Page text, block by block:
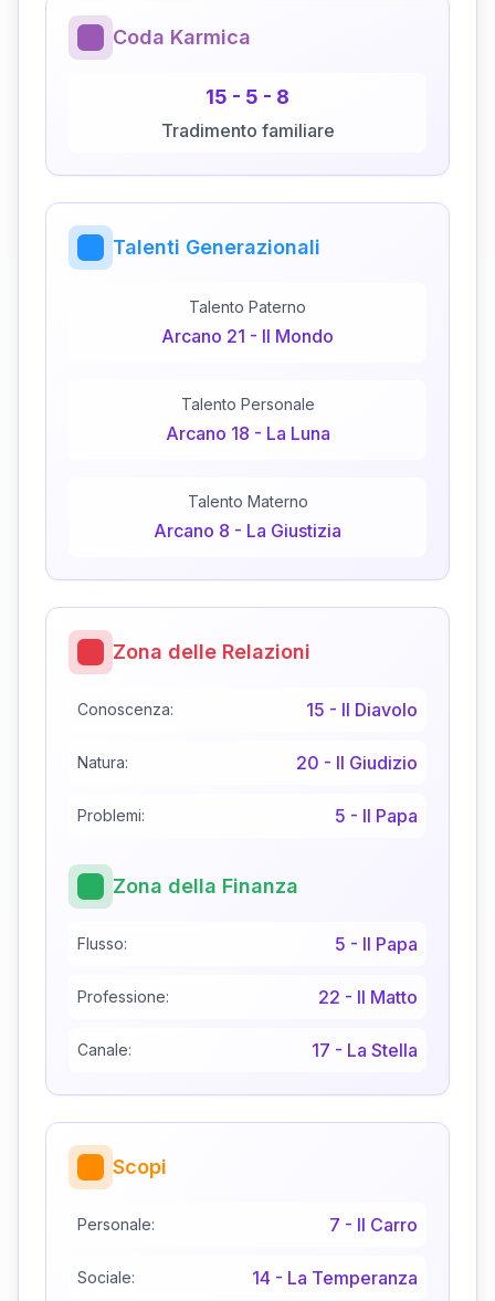
Coda Karmica
15 - 5 - 8
Tradimento familiare
Talenti Generazionali
Talento Paterno
Arcano 21 - Il Mondo
Talento Personale
Arcano 18 - La Luna
Talento Materno
Arcano 8 - La Giustizia
Zona delle Relazioni
Conoscenza: 15 - Il Diavolo
Natura: 20 - Il Giudizio
Problemi: 5 - Il Papa
Zona della Finanza
Flusso: 5 - Il Papa
Professione: 22 - Il Matto
Canale: 17 - La Stella
Scopi
Personale: 7 - Il Carro
Sociale: 14 - La Temperanza